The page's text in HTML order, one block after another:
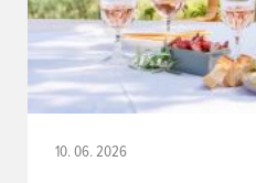
10. 06. 2026